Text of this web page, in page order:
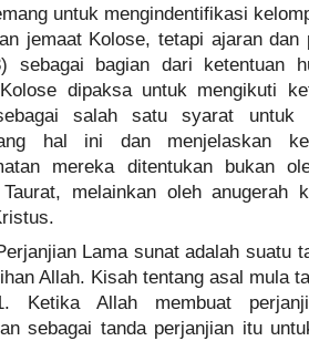
untuk mengindentifikasi
jemaat Kolose, tetapi ajaran
sebagai bagian dari ketentuan
dipaksa untuk mengikuti
salah satu syarat untuk
hal ini dan menjelaskan
mereka ditentukan bukan
Taurat, melainkan oleh anugerah
Lama sunat adalah suatu
Allah. Kisah tentang asal mula
Ketika Allah membuat
sebagai tanda perjanjian itu